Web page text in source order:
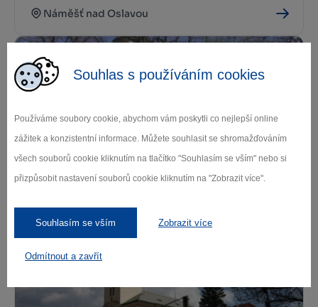
Souhlas s používáním cookies
Používáme soubory cookie, abychom vám poskytli co nejlepší online
zážitek a konzistentní informace. Můžete souhlasit se shromažďováním
všech souborů cookie kliknutím na tlačítko "Souhlasím se vším" nebo si
přizpůsobit nastavení souborů cookie kliknutím na "Zobrazit více".
Souhlasím se vším Zobrazit více
Odmítnout a zavřít
Náměšť nad Oslavou
Kostel sv. Vavřince Hrotovice